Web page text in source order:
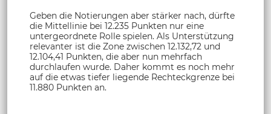
Geben die Notierungen aber stärker nach, dürfte
die Mittellinie bei 12.235 Punkten nur eine
untergeordnete Rolle spielen. Als Unterstützung
relevanter ist die Zone zwischen 12.132,72 und
12.104,41 Punkten, die aber nun mehrfach
durchlaufen wurde. Daher kommt es noch mehr
auf die etwas tiefer liegende Rechteckgrenze bei
11.880 Punkten an.